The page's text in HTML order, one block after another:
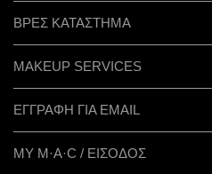
ΒΡΕΣ ΚΑΤΑΣΤΗΜΑ
MAKEUP SERVICES
ΕΓΓΡΑΦΗ ΓΙΑ EMAIL
ΜΥ M·A·C / ΕΙΣΟΔΟΣ